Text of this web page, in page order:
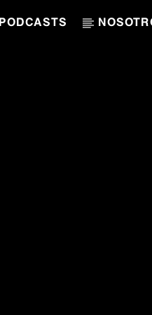
PODCASTS